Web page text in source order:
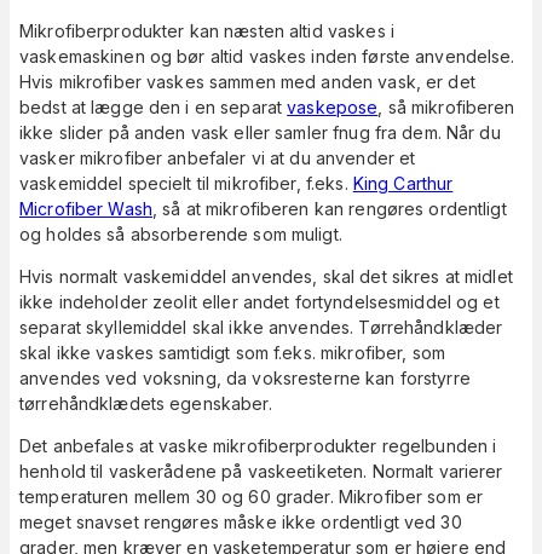
Mikrofiberprodukter kan næsten altid vaskes i
vaskemaskinen og bør altid vaskes inden første anvendelse.
Hvis mikrofiber vaskes sammen med anden vask, er det
bedst at lægge den i en separatvaskepose , så mikrofiberen
ikke slider på anden vask eller samler fnug fra dem. Når du
vasker mikrofiber anbefaler vi at du anvender et
vaskemiddel specielt til mikrofiber, f.eks. King Carthur
Microfiber Wash , så at mikrofiberen kan rengøres ordentligt
og holdes så absorberende som muligt.
Hvis normalt vaskemiddel anvendes, skal det sikres at midlet
ikke indeholder zeolit eller andet fortyndelsesmiddel og et
separat skyllemiddel skal ikke anvendes. Tørrehåndklæder
skal ikke vaskes samtidigt som f.eks. mikrofiber, som
anvendes ved voksning, da voksresterne kan forstyrre
tørrehåndklædets egenskaber.
Det anbefales at vaske mikrofiberprodukter regelbunden i
henhold til vaskerådene på vaskeetiketen. Normalt varierer
temperaturen mellem 30 og 60 grader. Mikrofiber som er
meget snavset rengøres måske ikke ordentligt ved 30
grader, men kræver en vasketemperatur som er højere end